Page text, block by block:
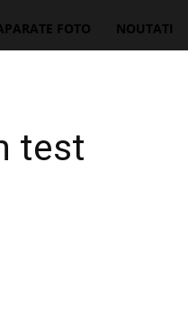
FOTO NOUTATI
test